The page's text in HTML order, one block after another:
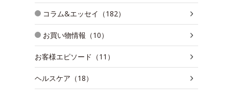
コラム&エッセイ（182）
お買い物情報（10）
お客様エピソード（11）
ヘルスケア（18）